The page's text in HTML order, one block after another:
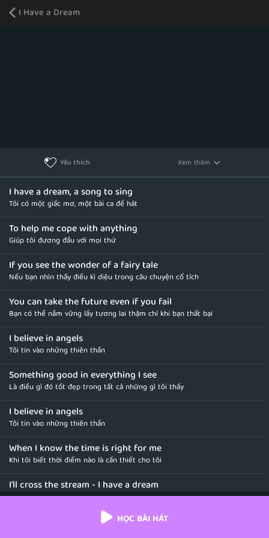
I Have a Dream
Yêu thích Xem thêm
I have a dream, a song to sing
Tôi có một giấc mơ, một bài ca để hát
To help me cope with anything
Giúp tôi đương đầu với mọi thứ
If you see the wonder of a fairy tale
Nếu bạn nhìn thấy điều kì diệu trong câu chuyện cổ tích
You can take the future even if you fail
Bạn có thể nắm vững lấy tương lai thậm chí khi bạn thất bại
I believe in angels
Tôi tin vào những thiên thần
Something good in everything I see
Là điều gì đó tốt đẹp trong tất cả những gì tôi thấy
I believe in angels
Tôi tin vào những thiên thần
When I know the time is right for me
Khi tôi biết thời điểm nào là cần thiết cho tôi
I'll cross the stream - I have a dream
Tôi sẽ vượt qua dòng đời nghiệt ngã - tôi có một giấc mơ
I have a dream, a fantasy HỌC BÀI HÁT